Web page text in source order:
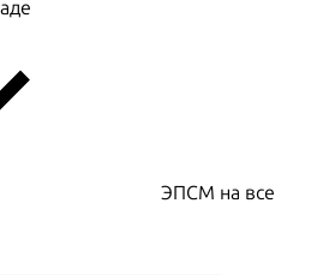
ЭПСМ на все